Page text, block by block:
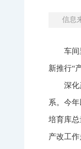
信息
车
新推行“
深化
系。今
培育库
产改工